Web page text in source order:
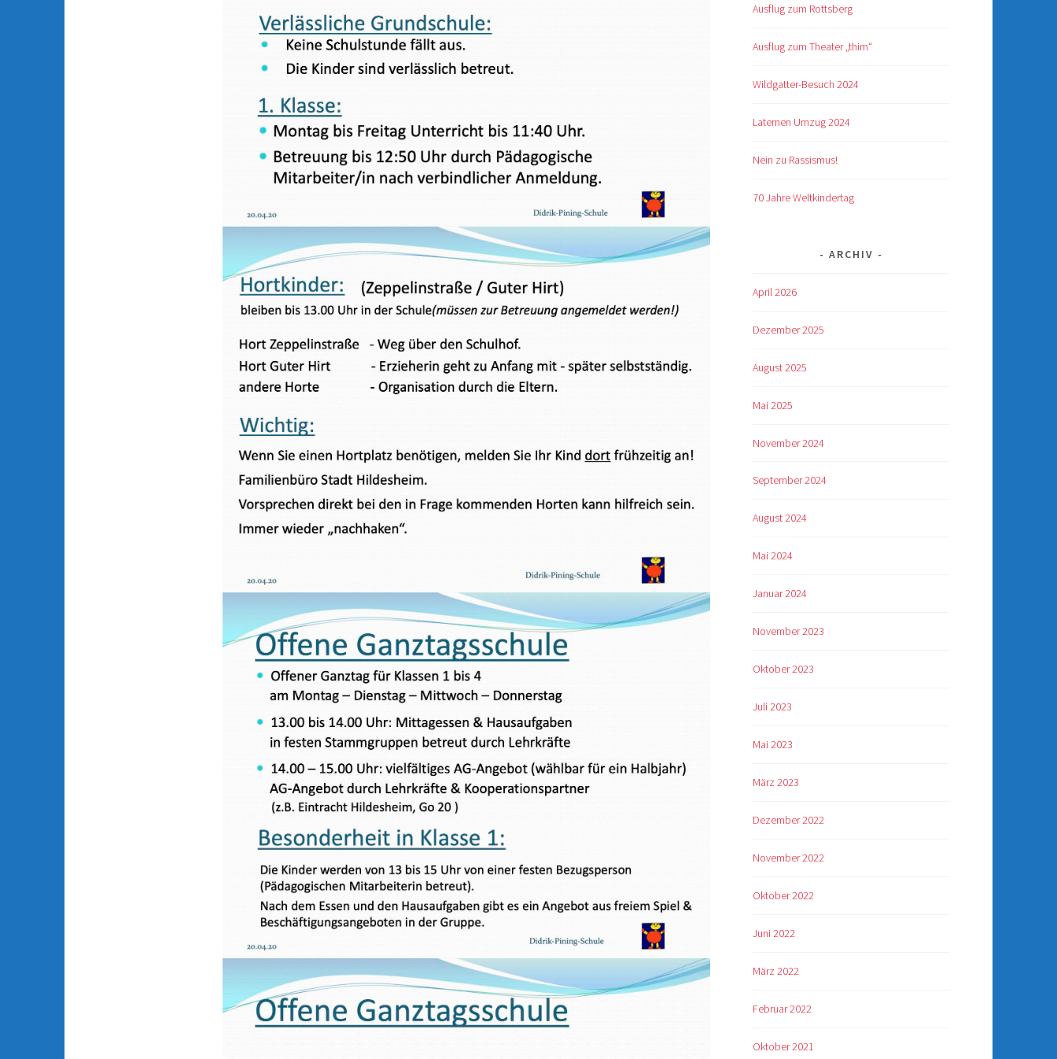
Ausflug zum Rottsberg
Ausflug zum Theater „thim“
Wildgatter-Besuch 2024
Laternen Umzug 2024
Nein zu Rassismus!
70 Jahre Weltkindertag
ARCHIV
April 2026
Dezember 2025
August 2025
Mai 2025
November 2024
September 2024
August 2024
Mai 2024
Januar 2024
November 2023
Oktober 2023
Juli 2023
Mai 2023
März 2023
Dezember 2022
November 2022
Oktober 2022
Juni 2022
März 2022
Februar 2022
Oktober 2021